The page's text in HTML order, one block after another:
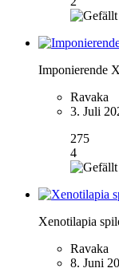
Imponierende
Ravaka
3. Juli
275
4
Xenotilapia
Ravaka
8. Juni